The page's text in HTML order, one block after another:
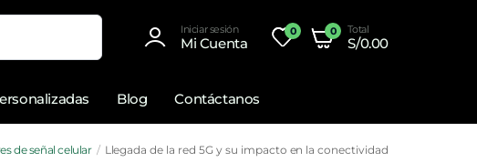
Iniciar sesión
Mi Cuenta
0 0 Total
S/0.00
Blog Contáctanos
de señal celular Llegada de la red 5G y su impacto en la conectividad